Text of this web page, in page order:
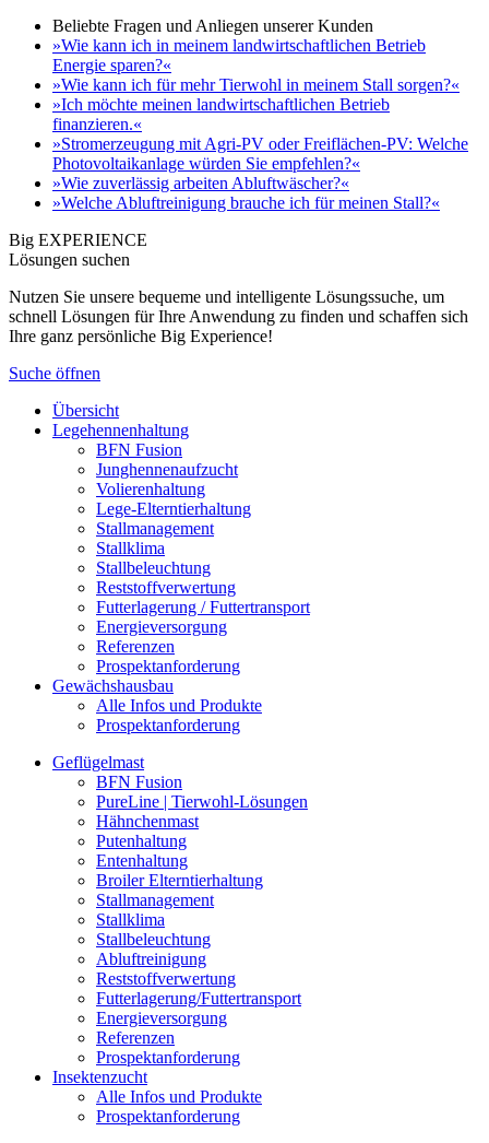
Beliebte Fragen und Anliegen unserer Kunden
»Wie kann ich in meinem landwirtschaftlichen Betrieb
Energie sparen?«
»Wie kann ich für mehr Tierwohl in meinem Stall sorgen?«
»Ich möchte meinen landwirtschaftlichen Betrieb
finanzieren.«
»Stromerzeugung mit Agri-PV oder Freiflächen-PV: Welche
Photovoltaikanlage würden Sie empfehlen?«
»Wie zuverlässig arbeiten Abluftwäscher?«
»Welche Abluftreinigung brauche ich für meinen Stall?«
Big EXPERIENCE
Lösungen suchen
Nutzen Sie unsere bequeme und intelligente Lösungssuche, um
schnell Lösungen für Ihre Anwendung zu finden und schaffen sich
Ihre ganz persönliche Big Experience!
Suche öffnen
Übersicht
Legehennenhaltung
BFN Fusion
Junghennenaufzucht
Volierenhaltung
Lege-Elterntierhaltung
Stallmanagement
Stallklima
Stallbeleuchtung
Reststoffverwertung
Futterlagerung / Futtertransport
Energieversorgung
Referenzen
Prospektanforderung
Gewächshausbau
Alle Infos und Produkte
Prospektanforderung
Geflügelmast
BFN Fusion
PureLine | Tierwohl-Lösungen
Hähnchenmast
Putenhaltung
Entenhaltung
Broiler Elterntierhaltung
Stallmanagement
Stallklima
Stallbeleuchtung
Abluftreinigung
Reststoffverwertung
Futterlagerung/Futtertransport
Energieversorgung
Referenzen
Prospektanforderung
Insektenzucht
Alle Infos und Produkte
Prospektanforderung